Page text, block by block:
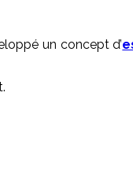
un concept d’